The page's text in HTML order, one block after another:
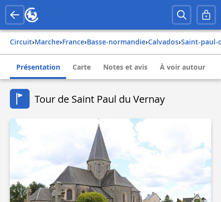
Circuit› Marche› france› basse-normandie› calvados› saint-
Présentation Carte Notes et avis À voir autour
Tour de Saint Paul du Vernay